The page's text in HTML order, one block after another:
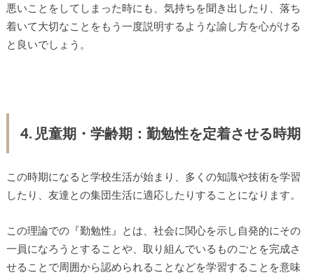
悪いことをしてしまった時にも、気持ちを聞き出したり、落ち
着いて大切なことをもう一度説明するような諭し方を心がける
と良いでしょう。
4. 児童期・学齢期：勤勉性を定着させる時期
この時期になると学校生活が始まり、多くの知識や技術を学習
したり、友達との集団生活に適応したりすることになります。
この理論での『勤勉性』とは、社会に関心を示し自発的にその
一員になろうとすることや、取り組んでいるものごとを完成さ
せることで周囲から認められることなどを学習することを意味